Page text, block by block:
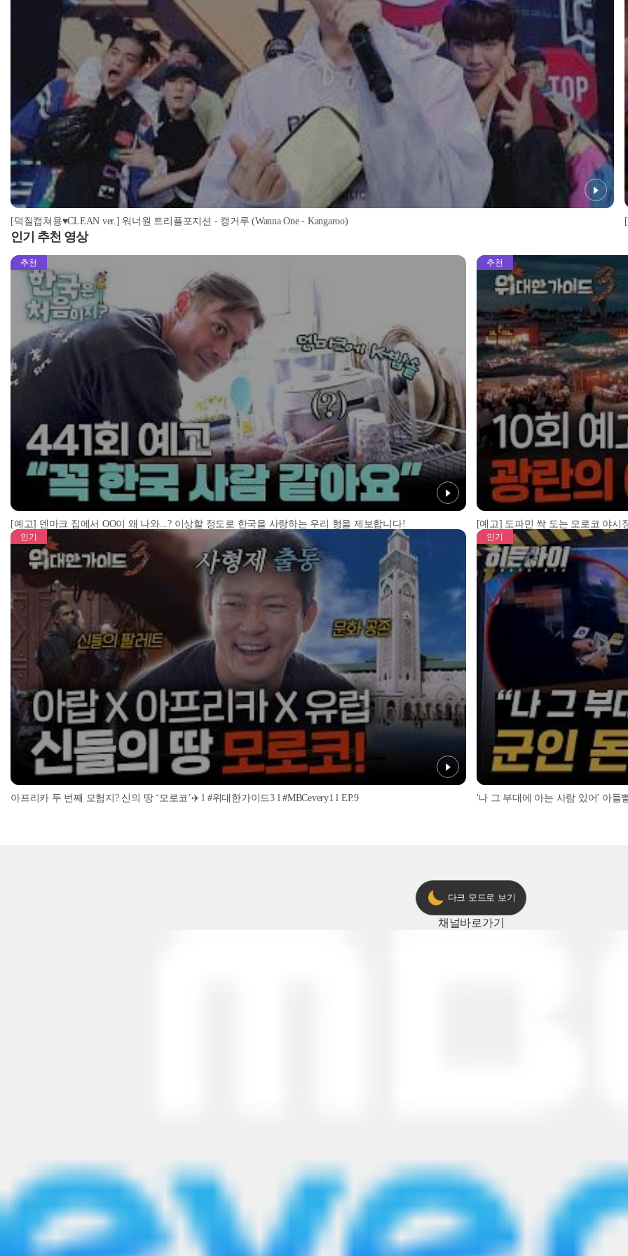
[덕질캡쳐용♥CLEAN ver.] 워너원 트리플포지션 - 캥거루 (Wanna One - Kangaroo)
인기 추천 영상
추천
[예고] 덴마크 집에서 OO이 왜 나와...? 이상할 정도로 한국을 사랑하는 우리 형을 제보합니다!
추천
[예고] 도파민 싹 도는 모로코 야시
인기
아프리카 두 번째 모험지? 신의 땅 ‘모로코’✈️ l #위대한가이드3 l #MBCevery1 l EP.9
인기
'나 그 부대에 아는 사람 있어' 아들
다크 모드로 보기
채널바로가기